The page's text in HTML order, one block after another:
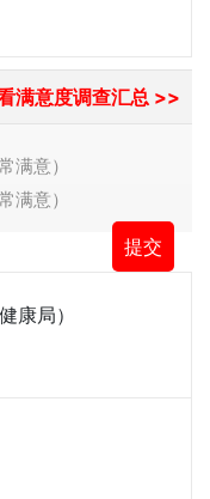
满意度调查汇总 >>
满意）
满意）
康局）